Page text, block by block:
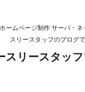
ームページ制作 サーバ・
スリースタッフのブログ
スリースタッ